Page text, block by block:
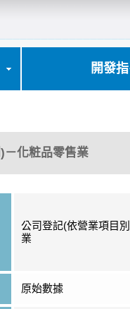
開發
－化粧品零售業
公司登記(依營業項目
業
原始數據